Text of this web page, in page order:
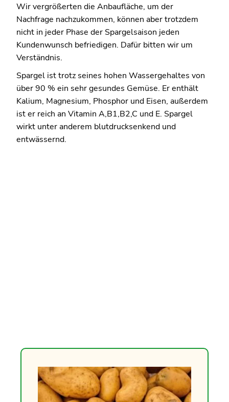
Wir vergrößerten die Anbaufläche, um der
Nachfrage nachzukommen, können aber trotzdem
nicht in jeder Phase der Spargelsaison jeden
Kundenwunsch befriedigen. Dafür bitten wir um
Verständnis.
Spargel ist trotz seines hohen Wassergehaltes von
über 90 % ein sehr gesundes Gemüse. Er enthält
Kalium, Magnesium, Phosphor und Eisen, außerdem
ist er reich an Vitamin A,B1,B2,C und E. Spargel
wirkt unter anderem blutdrucksenkend und
entwässernd.